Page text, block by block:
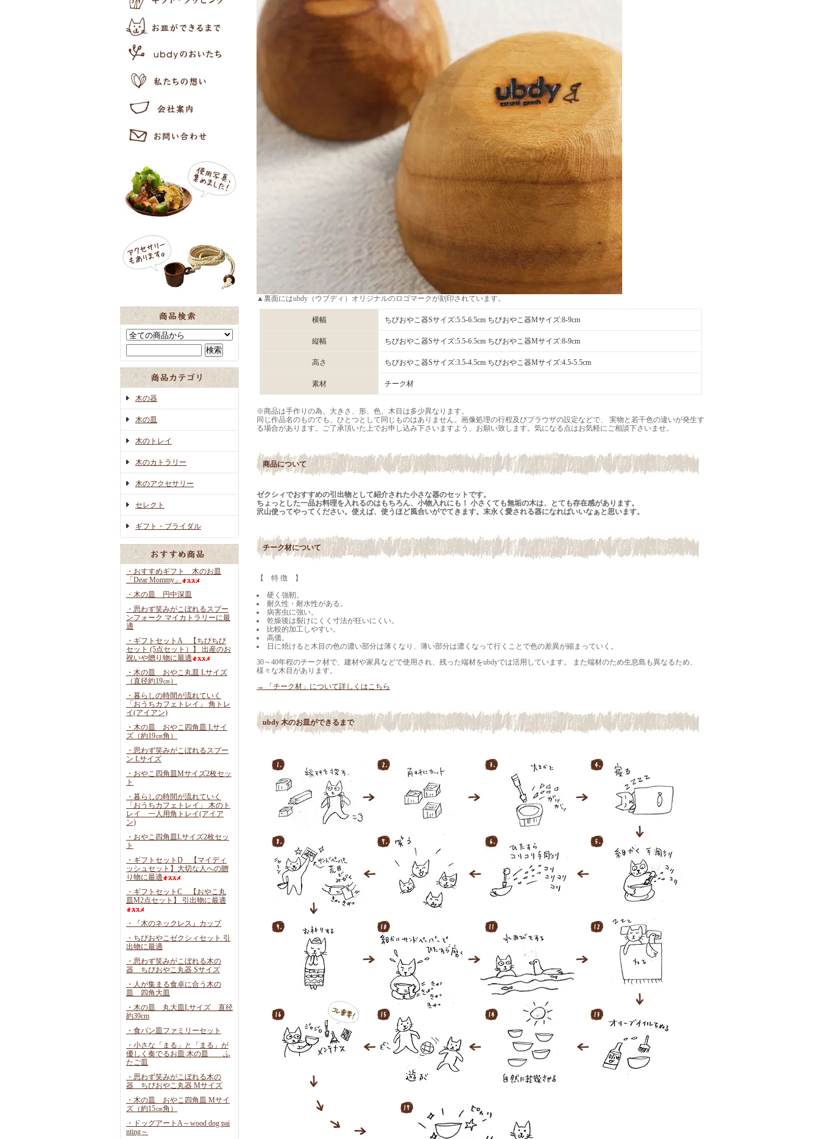
木の器
木の皿
木のトレイ
木のカトラリー
木のアクセサリー
セレクト
ギフト・ブライダル
・おすすめギフト 木のお皿
「Dear Mommy」
・木の皿 円中深皿
・思わず笑みがこぼれるスプー
ンフォーク マイカトラリーに最
適
・ギフトセットA 【ちびちび
セット (5点セット）】 出産のお
祝いや贈り物に最適
・木の皿 おやこ丸皿 Lサイズ
（直径約19㎝）
・暮らしの時間が流れていく
「おうちカフェトレイ」 角トレ
イ(アイアン)
・木の皿 おやこ四角皿 Lサイ
ズ（約19㎝角）
・思わず笑みがこぼれるスプー
ン Lサイズ
・おやこ四角皿Mサイズ2枚セッ
ト
・暮らしの時間が流れていく
「おうちカフェトレイ」 木のト
レイ 一人用角トレイ(アイア
ン)
・おやこ四角皿Lサイズ2枚セッ
ト
・ギフトセットD 【マイディ
ッシュセット】大切な人への贈
り物に最適
・ギフトセットC 【おやこ丸
皿M2点セット】 引出物に最適
・『木のネックレス』カップ
・ちびおやこゼクシィセット 引
出物に最適
・思わず笑みがこぼれる木の
器 ちびおやこ丸器 Sサイズ
・人が集まる食卓に合う木の
皿 四角大皿
・木の皿 丸大皿Lサイズ 直径
約39cm
・食パン皿ファミリーセット
・小さな「まる」と「まる」が
優しく奏でるお皿 木の皿 ふ
たご皿
・思わず笑みがこぼれる木の
器 ちびおやこ丸器 Mサイズ
・木の皿 おやこ四角皿 Mサイ
ズ（約15㎝角）
・ドッグアートA～wood dog pai
nting～
▲裏面にはubdy（ウブディ）オリジナルのロゴマークが刻印されています。
横幅 ちびおやこ器Sサイズ:5.5-6.5cm ちびおやこ器Mサイズ:8-9cm
縦幅 ちびおやこ器Sサイズ:5.5-6.5cm ちびおやこ器Mサイズ:8-9cm
高さ ちびおやこ器Sサイズ:3.5-4.5cm ちびおやこ器Mサイズ:4.5-5.5cm
素材 チーク材
※商品は手作りの為、大きさ、形、色、木目は多少異なります。
同じ作品名のものでも、ひとつとして同じものはありません。画像処理の行程及びブラウザの設定などで、 実物と若干色の違いが発生す
る場合があります。ご了承頂いた上でお申し込み下さいますよう、お願い致します。気になる点はお気軽にご相談下さいませ。
商品について
ゼクシィでおすすめの引出物として紹介された小さな器のセットです。
ちょっとした一品お料理を入れるのはもちろん、小物入れにも！ 小さくても無垢の木は、とても存在感があります。
沢山使ってやってください。使えば、使うほど風合いがでてきます。末永く愛される器になればいいなぁと思います。
チーク材について
【 特 徴 】
硬く強靭。
耐久性・耐水性がある。
病害虫に強い。
乾燥後は裂けにくく寸法が狂いにくい。
比較的加工しやすい。
高価。
日に焼けると木目の色の濃い部分は薄くなり、薄い部分は濃くなって行くことで色の差異が縮まっていく。
30～40年程のチーク材で、建材や家具などで使用され、残った端材をubdyでは活用しています。 また端材のため生息島も異なるため、
様々な木目があります。
→ 「チーク材」について詳しくはこちら
ubdy 木のお皿ができるまで